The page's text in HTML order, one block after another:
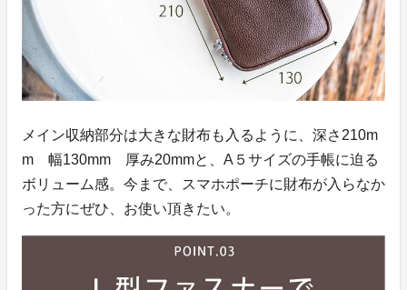
メイン収納部分は大きな財布も入るように、深さ210m
m 幅130mm 厚み20mmと、A５サイズの手帳に迫る
ボリューム感。今まで、スマホポーチに財布が入らなか
った方にぜひ、お使い頂きたい。